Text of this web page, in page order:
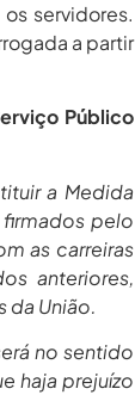
servidores.
a partir
Público
a Medida
pelo
as carreiras
anteriores,
da União.
no sentido
haja prejuízo